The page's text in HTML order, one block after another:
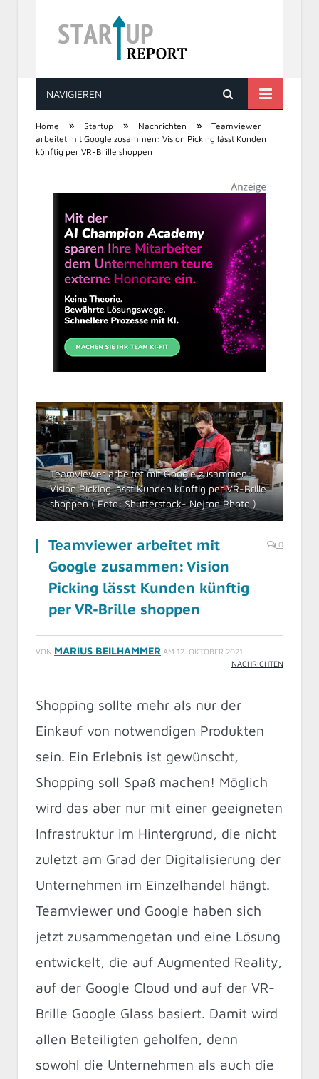
STARTUP REPORT
NAVIGIEREN
Home » Startup » Nachrichten »
Teamviewer
arbeitet mit Google zusammen: Vision Picking lässt Kunden
künftig per VR-Brille shoppen
Teamviewer arbeitet mit Google zusammen:
Vision Picking lässt Kunden künftig per VR-Brille
shoppen ( Foto: Shutterstock- Nejron Photo )
Teamviewer arbeitet mit
Google zusammen: Vision
Picking lässt Kunden künftig
per VR-Brille shoppen
0
VON MARIUS BEILHAMMER AM 12. OKTOBER 2021
NACHRICHTEN
Shopping sollte mehr als nur der
Einkauf von notwendigen Produkten
sein. Ein Erlebnis ist gewünscht,
Shopping soll Spaß machen! Möglich
wird das aber nur mit einer geeigneten
Infrastruktur im Hintergrund, die nicht
zuletzt am Grad der Digitalisierung der
Unternehmen im Einzelhandel hängt.
Teamviewer und Google haben sich
jetzt zusammengetan und eine Lösung
entwickelt, die auf Augmented Reality,
auf der Google Cloud und auf der VR-
Brille Google Glass basiert. Damit wird
allen Beteiligten geholfen, denn
sowohl die Unternehmen als auch die